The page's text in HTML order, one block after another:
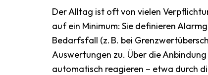
Der Alltag ist oft von vielen
auf ein Minimum: Sie definieren
Bedarfsfall (z. B. bei
Auswertungen zu. Über die
automatisch reagieren – etwa durch